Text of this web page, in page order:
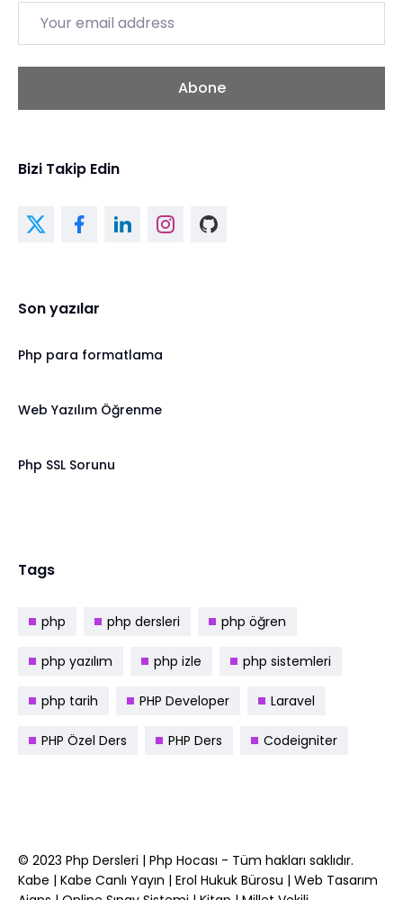
Abone
Bizi Takip Edin
Son yazılar
Php para formatlama
Web Yazılım Öğrenme
Php SSL Sorunu
Tags
php php dersleri php öğren
php yazılım php izle php sistemleri
php tarih PHP Developer Laravel
PHP Özel Ders PHP Ders Codeigniter
© 2023 Php Dersleri | Php Hocası - Tüm hakları saklıdır.
Kabe | Kabe Canlı Yayın | Erol Hukuk Bürosu | Web Tasarım